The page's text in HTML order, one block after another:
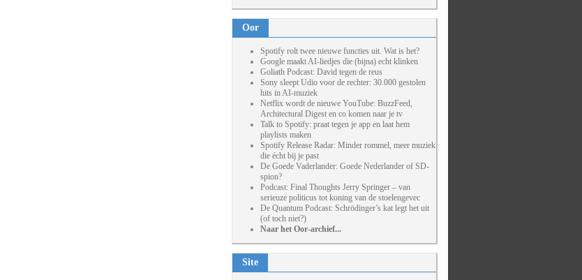
Oor
Spotify rolt twee nieuwe functies uit. Wat is het?
Google maakt AI-liedjes die (bijna) echt klinken
Goliath Podcast: David tegen de reus
Sony sleept Udio voor de rechter: 30.000 gestolen
hits in AI-muziek
Netflix wordt de nieuwe YouTube: BuzzFeed,
Architectural Digest en co komen naar je tv
Talk to Spotify: praat tegen je app en laat hem
playlists maken
Spotify Release Radar: Minder rommel, meer muziek
die écht bij je past
De Goede Vaderlander: Goede Nederlander of SD-
spion?
Podcast: Final Thoughts Jerry Springer – van
serieuze politicus tot koning van de stoelengevec
De Quantum Podcast: Schrödinger’s kat legt het uit
(of toch niet?)
Naar het Oor-archief...
Site